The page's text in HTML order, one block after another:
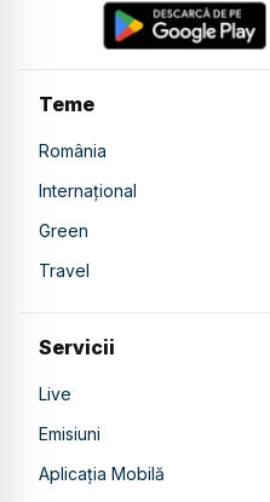
Teme
România
Internațional
Green
Travel
Servicii
Live
Emisiuni
Aplicația Mobilă